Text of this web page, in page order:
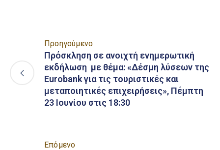
Προηγούμενο
Πρόσκληση σε ανοιχτή ενημερωτική
εκδήλωση με θέμα: «Δέσμη λύσεων της
Eurobank για τις τουριστικές και
μεταποιητικές επιχειρήσεις», Πέμπτη
23 Ιουνίου στις 18:30
Επόμενο